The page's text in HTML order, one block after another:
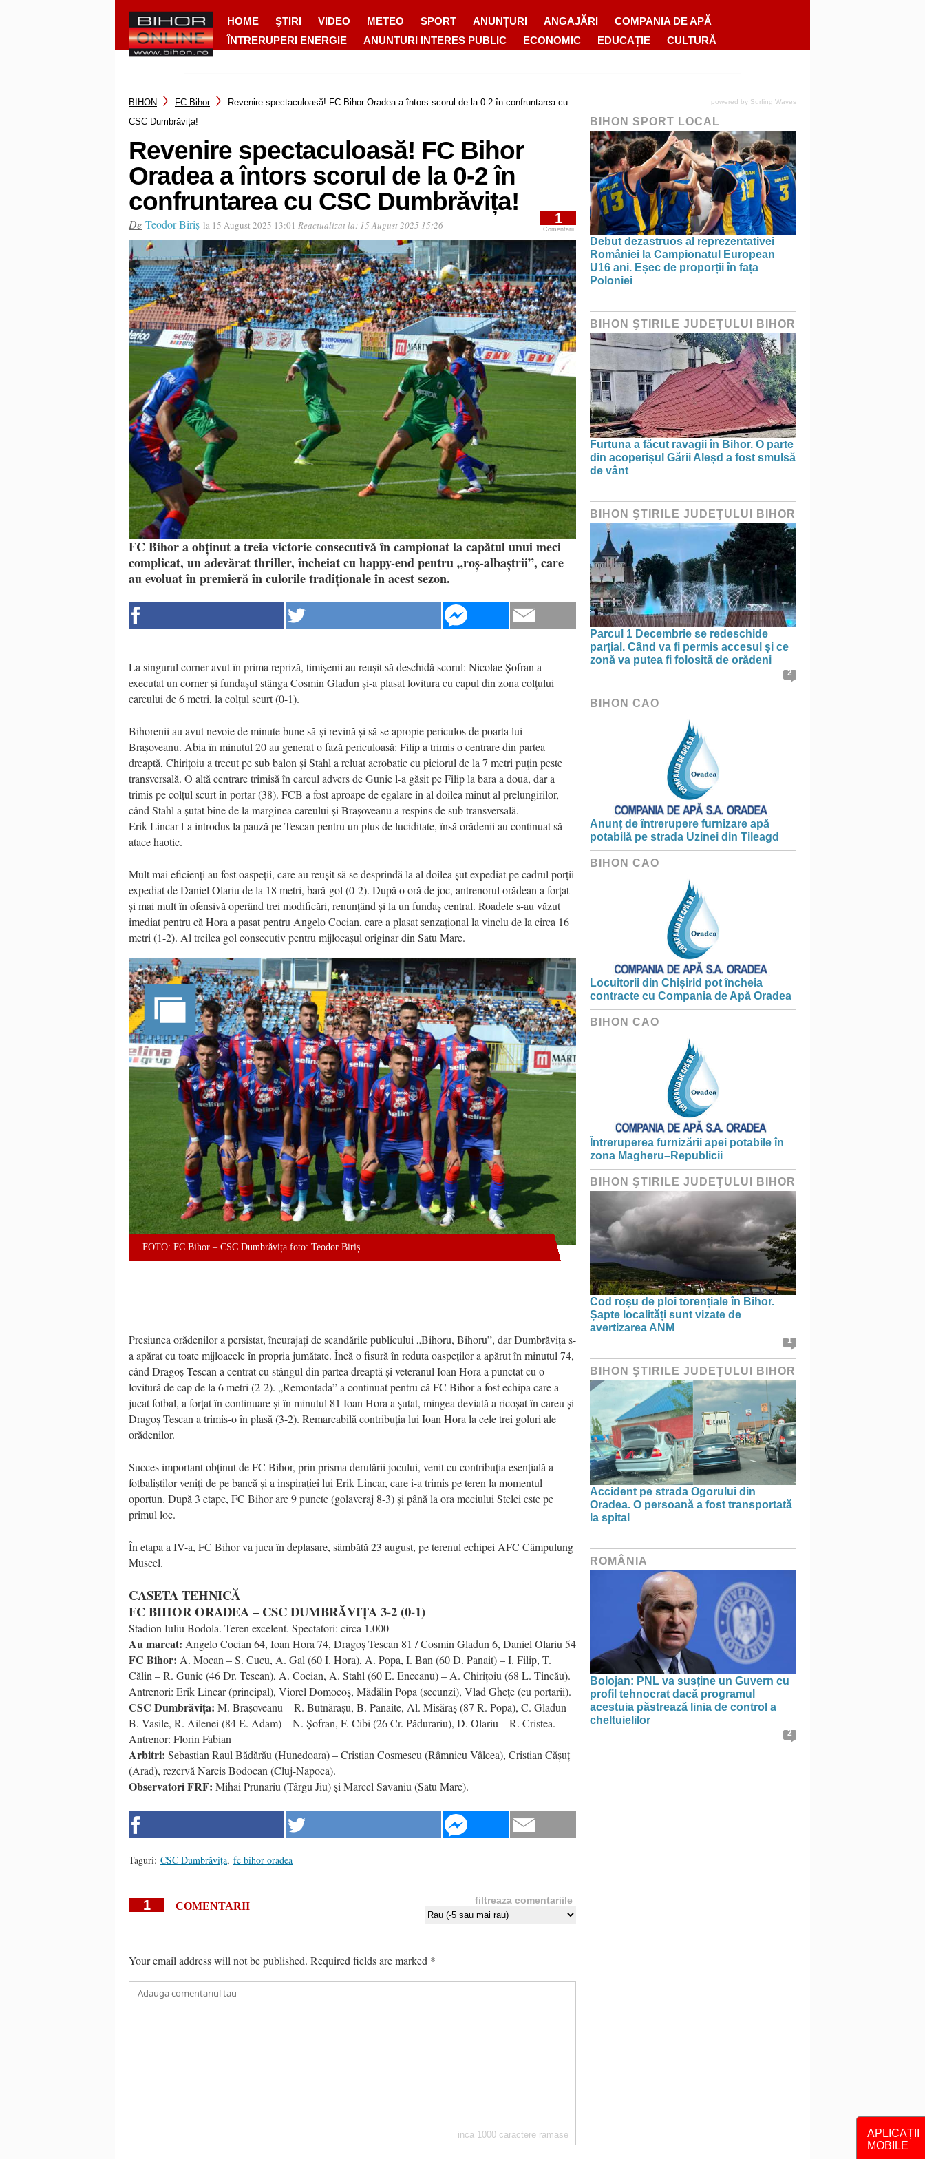
HOME ŞTIRI VIDEO METEO SPORT ANUNȚURI ANGAJĂRI
COMPANIA DE APĂ
ÎNTRERUPERI ENERGIE
ANUNTURI INTERES PUBLIC ECONOMIC EDUCAȚIE CULTURĂ
APLICAȚII
MOBILE
BIHON FC Bihor
Revenire spectaculoasă! FC Bihor Oradea a întors scorul de la 0-2 în confruntarea cu
CSC Dumbrăvița!
Revenire spectaculoasă! FC Bihor
Oradea a întors scorul de la 0-2 în
confruntarea cu CSC Dumbrăvița!
De Teodor Biriș la 15 August 2025 13:01 Reactualizat la: 15 August 2025 15:26 1
Comentarii
FC Bihor a obținut a treia victorie consecutivă în campionat la capătul unui meci
complicat, un adevărat thriller, încheiat cu happy-end pentru „roș-albaștrii”, care
au evoluat în premieră în culorile tradiționale în acest sezon.
La singurul corner avut în prima repriză, timișenii au reușit să deschidă scorul: Nicolae Șofran a
executat un corner și fundașul stânga Cosmin Gladun și-a plasat lovitura cu capul din zona colțului
careului de 6 metri, la colțul scurt (0-1).
Bihorenii au avut nevoie de minute bune să-și revină și să se apropie periculos de poarta lui
Brașoveanu. Abia în minutul 20 au generat o fază periculoasă: Filip a trimis o centrare din partea
dreaptă, Chirițoiu a trecut pe sub balon și Stahl a reluat acrobatic cu piciorul de la 7 metri puțin peste
transversală. O altă centrare trimisă în careul advers de Gunie l-a găsit pe Filip la bara a doua, dar a
trimis pe colțul scurt în portar (38). FCB a fost aproape de egalare în al doilea minut al prelungirilor,
când Stahl a șutat bine de la marginea careului și Brașoveanu a respins de sub transversală.
Erik Lincar l-a introdus la pauză pe Tescan pentru un plus de luciditate, însă orădenii au continuat să
atace haotic.
Mult mai eficienți au fost oaspeții, care au reușit să se desprindă la al doilea șut expediat pe cadrul porții
expediat de Daniel Olariu de la 18 metri, bară-gol (0-2). După o oră de joc, antrenorul orădean a forțat
și mai mult în ofensivă operând trei modificări, renunțând și la un fundaș central. Roadele s-au văzut
imediat pentru că Hora a pasat pentru Angelo Cocian, care a plasat senzațional la vinclu de la circa 16
metri (1-2). Al treilea gol consecutiv pentru mijlocașul originar din Satu Mare.
FOTO: FC Bihor – CSC Dumbrăvița foto: Teodor Biriș
Presiunea orădenilor a persistat, încurajați de scandările publicului „Bihoru, Bihoru”, dar Dumbrăvița s-
a apărat cu toate mijloacele în propria jumătate. Încă o fisură în reduta oaspeților a apărut în minutul 74,
când Dragoș Tescan a centrat cu stângul din partea dreaptă și veteranul Ioan Hora a punctat cu o
lovitură de cap de la 6 metri (2-2). „Remontada” a continuat pentru că FC Bihor a fost echipa care a
jucat fotbal, a forțat în continuare și în minutul 81 Ioan Hora a șutat, mingea deviată a ricoșat în careu și
Dragoș Tescan a trimis-o în plasă (3-2). Remarcabilă contribuția lui Ioan Hora la cele trei goluri ale
orădenilor.
Succes important obținut de FC Bihor, prin prisma derulării jocului, venit cu contribuția esențială a
fotbaliștilor veniți de pe bancă și a inspirației lui Erik Lincar, care i-a trimis pe teren la momentul
oportun. După 3 etape, FC Bihor are 9 puncte (golaveraj 8-3) și până la ora meciului Stelei este pe
primul loc.
În etapa a IV-a, FC Bihor va juca în deplasare, sâmbătă 23 august, pe terenul echipei AFC Câmpulung
Muscel.
CASETA TEHNICĂ
FC BIHOR ORADEA – CSC DUMBRĂVIȚA 3-2 (0-1)
Stadion Iuliu Bodola. Teren excelent. Spectatori: circa 1.000
Au marcat: Angelo Cocian 64, Ioan Hora 74, Dragoș Tescan 81 / Cosmin Gladun 6, Daniel Olariu 54
FC Bihor: A. Mocan – S. Cucu, A. Gal (60 I. Hora), A. Popa, I. Ban (60 D. Panait) – I. Filip, T.
Călin – R. Gunie (46 Dr. Tescan), A. Cocian, A. Stahl (60 E. Enceanu) – A. Chirițoiu (68 L. Tincău).
Antrenori: Erik Lincar (principal), Viorel Domocoș, Mădălin Popa (secunzi), Vlad Ghețe (cu portarii).
CSC Dumbrăvița: M. Brașoveanu – R. Butnărașu, B. Panaite, Al. Misăraș (87 R. Popa), C. Gladun –
B. Vasile, R. Ailenei (84 E. Adam) – N. Șofran, F. Cibi (26 Cr. Pădurariu), D. Olariu – R. Cristea.
Antrenor: Florin Fabian
Arbitri: Sebastian Raul Bădărău (Hunedoara) – Cristian Cosmescu (Râmnicu Vâlcea), Cristian Cășuț
(Arad), rezervă Narcis Bodocan (Cluj-Napoca).
Observatori FRF: Mihai Prunariu (Târgu Jiu) și Marcel Savaniu (Satu Mare).
Taguri: CSC Dumbrăvița, fc bihor oradea
1 COMENTARII filtreaza comentariile
Your email address will not be published. Required fields are marked *
inca 1000 caractere ramase
powered by Surfing Waves
BIHON SPORT LOCAL
Debut dezastruos al reprezentativei
României la Campionatul European
U16 ani. Eșec de proporții în fața
Poloniei
BIHON ŞTIRILE JUDEŢULUI BIHOR
Furtuna a făcut ravagii în Bihor. O parte
din acoperișul Gării Aleșd a fost smulsă
de vânt
BIHON ŞTIRILE JUDEŢULUI BIHOR
Parcul 1 Decembrie se redeschide
parțial. Când va fi permis accesul și ce
zonă va putea fi folosită de orădeni
2
BIHON CAO
Anunț de întrerupere furnizare apă
potabilă pe strada Uzinei din Tileagd
BIHON CAO
Locuitorii din Chișirid pot încheia
contracte cu Compania de Apă Oradea
BIHON CAO
Întreruperea furnizării apei potabile în
zona Magheru–Republicii
BIHON ŞTIRILE JUDEŢULUI BIHOR
Cod roșu de ploi torențiale în Bihor.
Șapte localități sunt vizate de
avertizarea ANM
1
BIHON ŞTIRILE JUDEŢULUI BIHOR
Accident pe strada Ogorului din
Oradea. O persoană a fost transportată
la spital
ROMÂNIA
Bolojan: PNL va susține un Guvern cu
profil tehnocrat dacă programul
acestuia păstrează linia de control a
cheltuielilor
2